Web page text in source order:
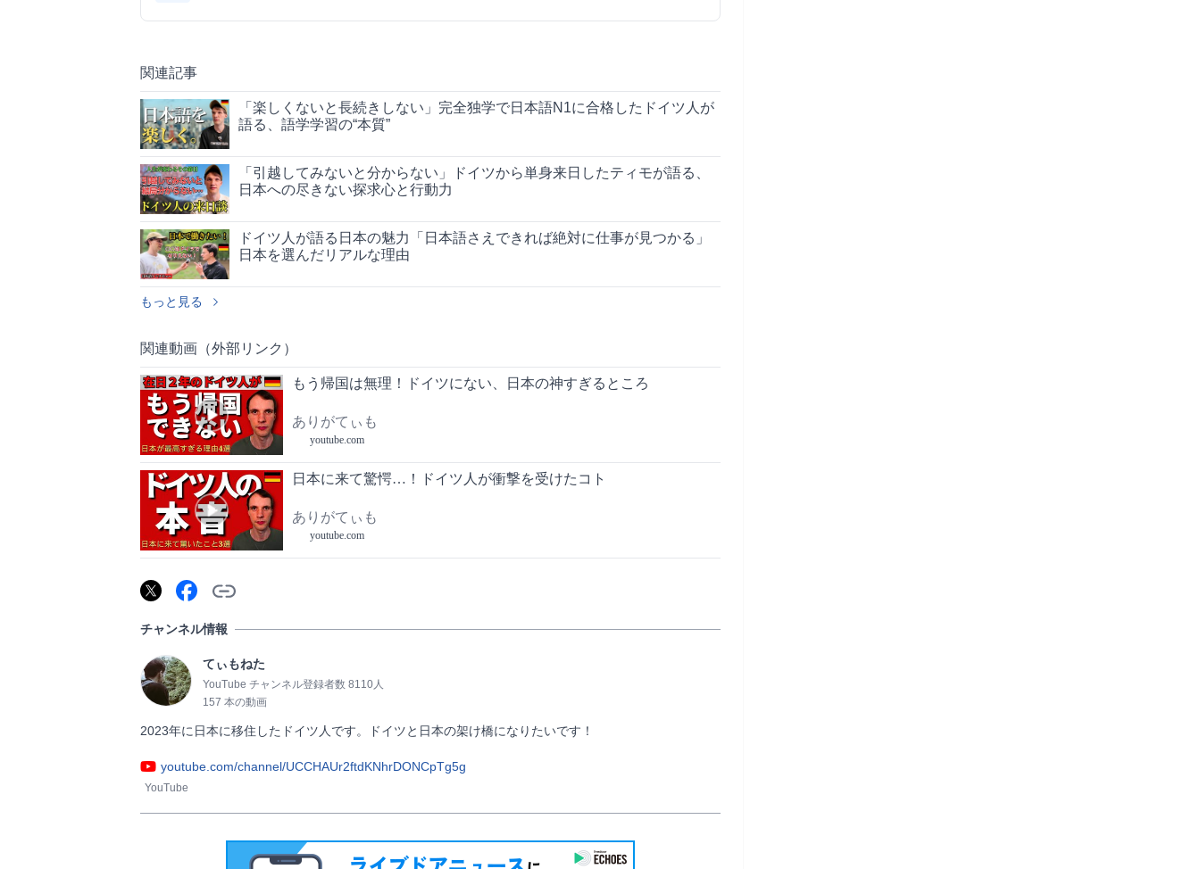
関連記事
「楽しくないと長続きしない」完全独学で日本語N1に合格したドイツ人が
語る、語学学習の“本質”
「引越してみないと分からない」ドイツから単身来日したティモが語る、
日本への尽きない探求心と行動力
ドイツ人が語る日本の魅力「日本語さえできれば絶対に仕事が見つかる」
日本を選んだリアルな理由
もっと見る
関連動画（外部リンク）
もう帰国は無理！ドイツにない、日本の神すぎるところ
ありがてぃも
youtube.com
日本に来て驚愕…！ドイツ人が衝撃を受けたコト
ありがてぃも
youtube.com
チャンネル情報
てぃもねた
YouTube チャンネル登録者数 8110人
157 本の動画
2023年に日本に移住したドイツ人です。ドイツと日本の架け橋になりたいです！
youtube.com/channel/UCCHAUr2ftdKNhrDONCpTg5g
YouTube